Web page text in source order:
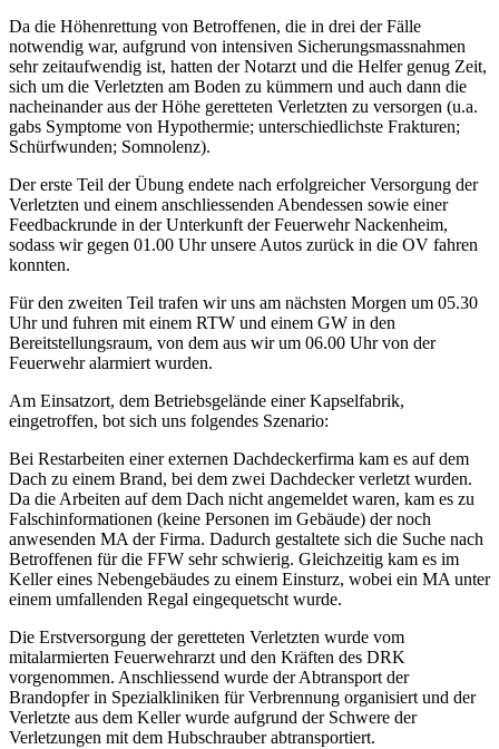
Da die Höhenrettung von Betroffenen, die in drei der Fälle
notwendig war, aufgrund von intensiven Sicherungsmassnahmen
sehr zeitaufwendig ist, hatten der Notarzt und die Helfer genug Zeit,
sich um die Verletzten am Boden zu kümmern und auch dann die
nacheinander aus der Höhe geretteten Verletzten zu versorgen (u.a.
gabs Symptome von Hypothermie; unterschiedlichste Frakturen;
Schürfwunden; Somnolenz).
Der erste Teil der Übung endete nach erfolgreicher Versorgung der
Verletzten und einem anschliessenden Abendessen sowie einer
Feedbackrunde in der Unterkunft der Feuerwehr Nackenheim,
sodass wir gegen 01.00 Uhr unsere Autos zurück in die OV fahren
konnten.
Für den zweiten Teil trafen wir uns am nächsten Morgen um 05.30
Uhr und fuhren mit einem RTW und einem GW in den
Bereitstellungsraum, von dem aus wir um 06.00 Uhr von der
Feuerwehr alarmiert wurden.
Am Einsatzort, dem Betriebsgelände einer Kapselfabrik,
eingetroffen, bot sich uns folgendes Szenario:
Bei Restarbeiten einer externen Dachdeckerfirma kam es auf dem
Dach zu einem Brand, bei dem zwei Dachdecker verletzt wurden.
Da die Arbeiten auf dem Dach nicht angemeldet waren, kam es zu
Falschinformationen (keine Personen im Gebäude) der noch
anwesenden MA der Firma. Dadurch gestaltete sich die Suche nach
Betroffenen für die FFW sehr schwierig. Gleichzeitig kam es im
Keller eines Nebengebäudes zu einem Einsturz, wobei ein MA unter
einem umfallenden Regal eingequetscht wurde.
Die Erstversorgung der geretteten Verletzten wurde vom
mitalarmierten Feuerwehrarzt und den Kräften des DRK
vorgenommen. Anschliessend wurde der Abtransport der
Brandopfer in Spezialkliniken für Verbrennung organisiert und der
Verletzte aus dem Keller wurde aufgrund der Schwere der
Verletzungen mit dem Hubschrauber abtransportiert.